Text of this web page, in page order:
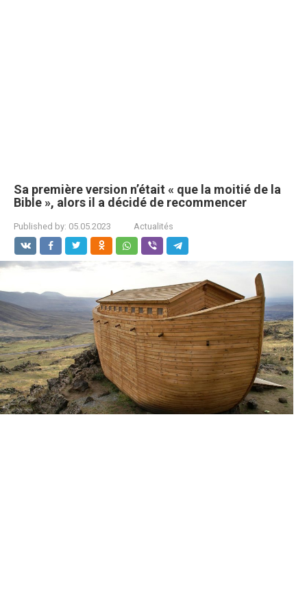
Sa première version n’était « que la moitié de la
Bible », alors il a décidé de recommencer
Published by: 05.05.2023 Actualités